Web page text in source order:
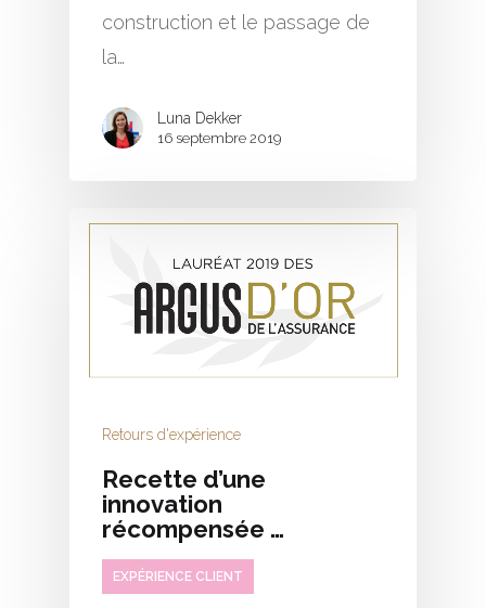
construction et le passage de
la…
Luna Dekker
16 septembre 2019
Retours d'expérience
Recette d’une
innovation
récompensée …
EXPÉRIENCE CLIENT